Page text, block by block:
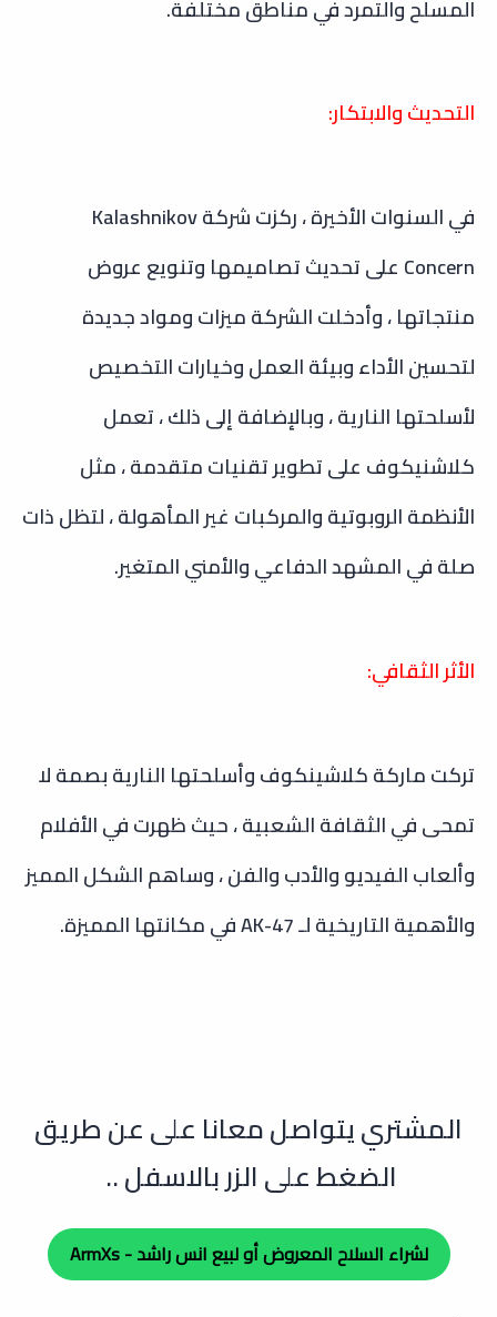
المسلح والتمرد في مناطق مختلفة.
التحديث والابتكار:
في السنوات الأخيرة ، ركزت شركة Kalashnikov
Concern على تحديث تصاميمها وتنويع عروض
منتجاتها ، وأدخلت الشركة ميزات ومواد جديدة
لتحسين الأداء وبيئة العمل وخيارات التخصيص
لأسلحتها النارية ، وبالإضافة إلى ذلك ، تعمل
كلاشنيكوف على تطوير تقنيات متقدمة ، مثل
الأنظمة الروبوتية والمركبات غير المأهولة ، لتظل ذات
صلة في المشهد الدفاعي والأمني المتغير.
الأثر الثقافي:
تركت ماركة كلاشينكوف وأسلحتها النارية بصمة لا
تمحى في الثقافة الشعبية ، حيث ظهرت في الأفلام
وألعاب الفيديو والأدب والفن ، وساهم الشكل المميز
والأهمية التاريخية لـ AK-47 في مكانتها المميزة.
المشتري يتواصل معانا على عن طريق
الضغط على الزر بالاسفل ..
لشراء السلاح المعروض أو لبيع انس راشد - ArmXs